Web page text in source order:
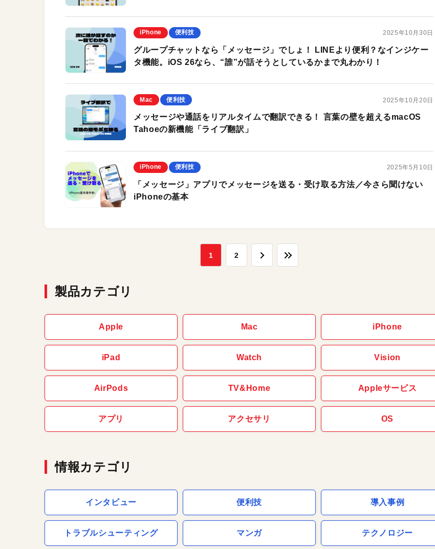
iPhone 便利技 2025年10月30日
グループチャットなら「メッセージ」でしょ！ LINEより便利？なインジケー
タ機能。iOS 26なら、“誰”が話そうとしているかまで丸わかり！
Mac 便利技 2025年10月20日
メッセージや通話をリアルタイムで翻訳できる！ 言葉の壁を超えるmacOS
Tahoeの新機能「ライブ翻訳」
iPhone 便利技 2025年5月10日
「メッセージ」アプリでメッセージを送る・受け取る方法／今さら聞けない
iPhoneの基本
1 2
製品カテゴリ
Apple Mac iPhone
iPad Watch Vision
AirPods TV&Home Appleサービス
アプリ アクセサリ OS
情報カテゴリ
インタビュー 便利技 導入事例
トラブルシューティング マンガ テクノロジー